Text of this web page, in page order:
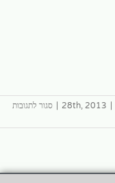
סגור לתגובות